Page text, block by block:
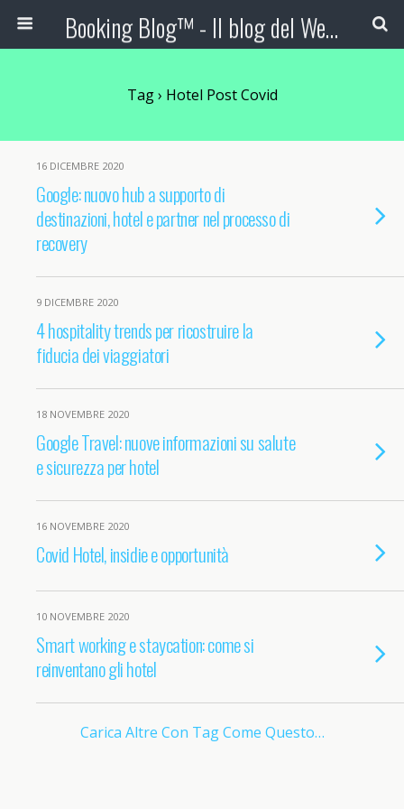
Booking Blog™ - Il blog del Web Marketing Turistico
Tag › Hotel Post Covid
16 DICEMBRE 2020
Google: nuovo hub a supporto di
destinazioni, hotel e partner nel processo di
recovery
9 DICEMBRE 2020
4 hospitality trends per ricostruire la
fiducia dei viaggiatori
18 NOVEMBRE 2020
Google Travel: nuove informazioni su salute
e sicurezza per hotel
16 NOVEMBRE 2020
Covid Hotel, insidie e opportunità
10 NOVEMBRE 2020
Smart working e staycation: come si
reinventano gli hotel
Carica Altre Con Tag Come Questo…